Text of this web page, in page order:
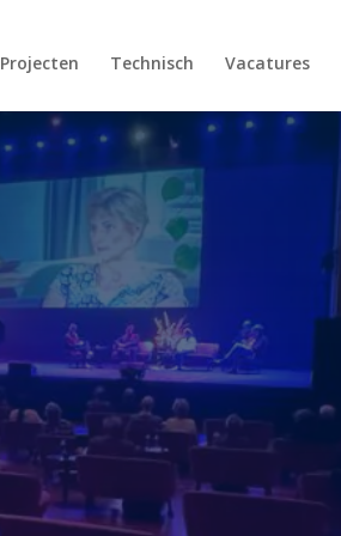
Projecten Technisch Vacatures